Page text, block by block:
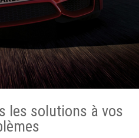
les solutions à vos